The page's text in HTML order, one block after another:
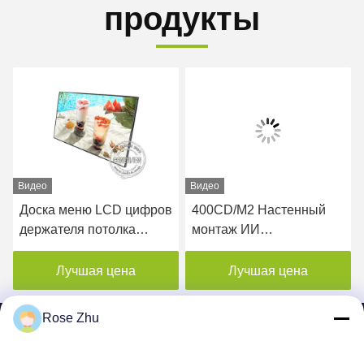
продукты
Видео
Доска меню LCD цифров
держателя потолка
держателя стены для
ресторанаЛучшая цена
Видео
400CD/M2 Настенный
монтаж ИИ
распознавание лица
LCD Рекламный дисплей
цифровой вывески
Лучшая цена
Rose Zhu